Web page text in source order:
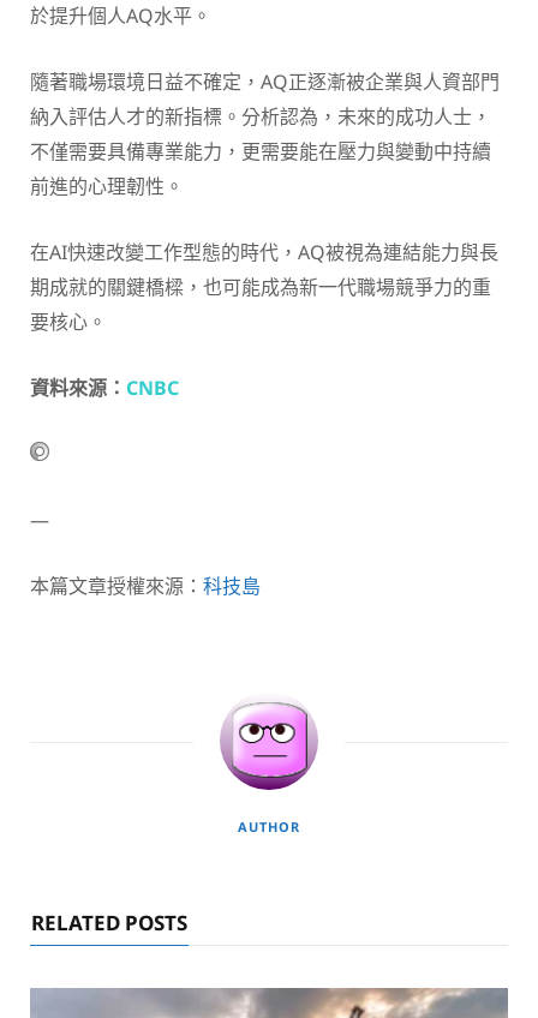
於提升個人AQ水平。
隨著職場環境日益不確定，AQ正逐漸被企業與人資部門
納入評估人才的新指標。分析認為，未來的成功人士，
不僅需要具備專業能力，更需要能在壓力與變動中持續
前進的心理韌性。
在AI快速改變工作型態的時代，AQ被視為連結能力與長
期成就的關鍵橋樑，也可能成為新一代職場競爭力的重
要核心。
資料來源： CNBC
—
本篇文章授權來源： 科技島
AUTHOR
RELATED POSTS